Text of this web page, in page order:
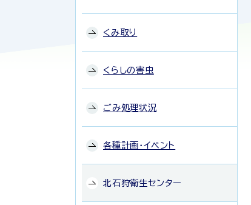
くみ取り
くらしの害虫
ごみ処理状況
各種計画・イベント
北石狩衛生センター